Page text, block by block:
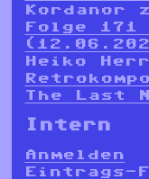
Kordanor
Folge 171
Heiko
The Last
Intern
Anmelden
Eintrags-